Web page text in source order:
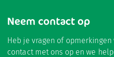
Neem contact op
Heb je vragen of opmerkingen
contact met ons op en we